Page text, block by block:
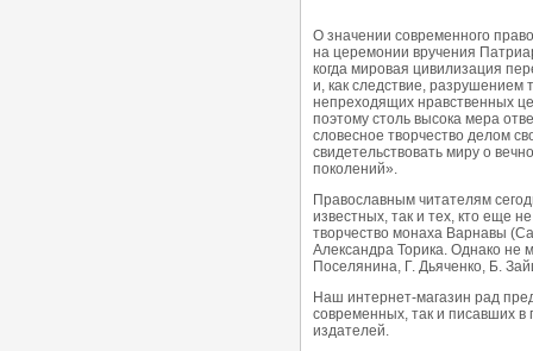
О значении современного
на церемонии вручения
когда мировая цивилизация
и, как следствие, разрушением
непреходящих нравственных
поэтому столь высока мера
словесное творчество делом
свидетельствовать миру о
поколений».
Православным читателям
известных, так и тех, кто еще
творчество монаха Варнавы
Александра Торика. Однако не
Поселянина, Г. Дьяченко, Б.
Наш интернет-магазин рад
современных, так и писавших
издателей.